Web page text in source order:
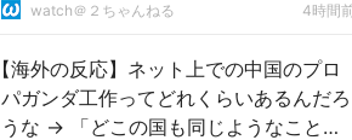
watch＠２ちゃんねる 4時間
【海外の反応】ネット上での中国のプロ
パガンダ工作ってどれくらいあるんだろ
うな → 「どこの国も同じようなことを